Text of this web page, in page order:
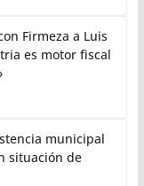
Firmeza a Luis
es motor fiscal
municipal
situación de